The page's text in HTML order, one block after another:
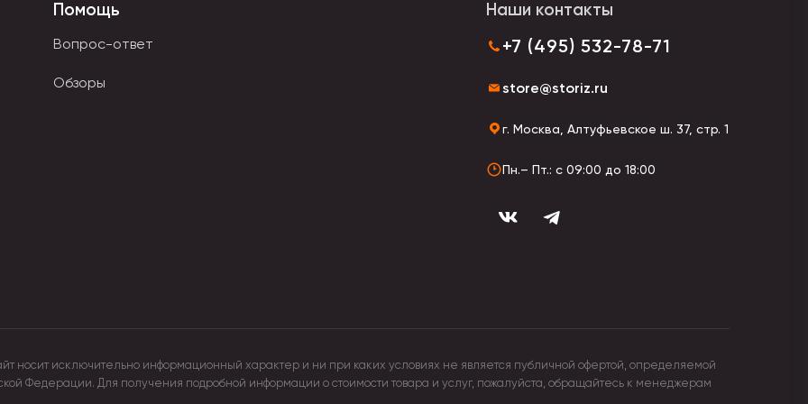
или резина. Они долговечны, не склонны к накоплению пыли, прочные, устойчивы к намоканию.
Помощь
Вопрос-ответ
Обзоры
Наши контакты
+7 (495) 532-78-71
store@storiz.ru
г. Москва, Алтуфьевское ш. 37, стр. 1
Пн.– Пт.: с 09:00 до 18:00
носит исключительно информационный характер и ни при каких условиях не является публичной офертой, определяемой
Федерации. Для получения подробной информации о стоимости товара и услуг, пожалуйста, обращайтесь к менеджерам